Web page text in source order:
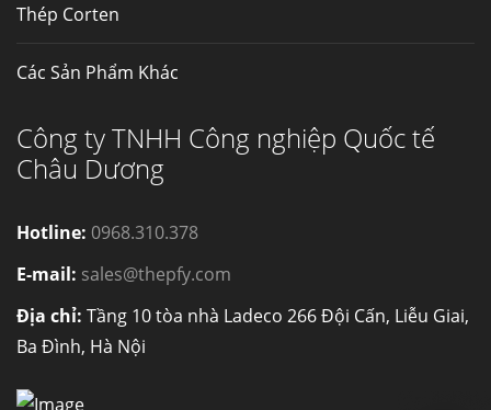
Thép Corten
Các Sản Phẩm Khác
Công ty TNHH Công nghiệp Quốc tế
Châu Dương
Hotline: 0968.310.378
E-mail: sales@thepfy.com
Địa chỉ: Tầng 10 tòa nhà Ladeco 266 Đội Cấn, Liễu Giai,
Ba Đình, Hà Nội